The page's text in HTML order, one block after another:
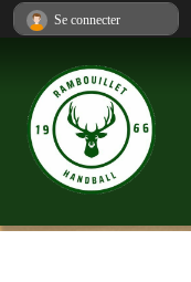
Se connecter
Panneau de gestion des